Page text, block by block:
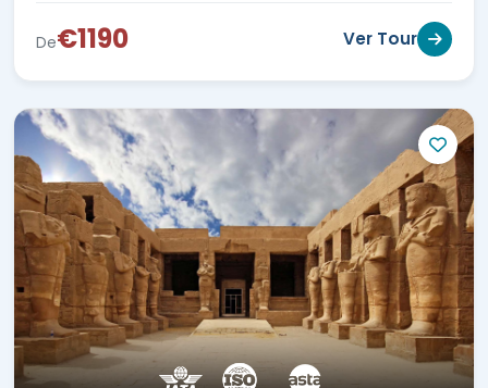
De€1190 Ver Tour